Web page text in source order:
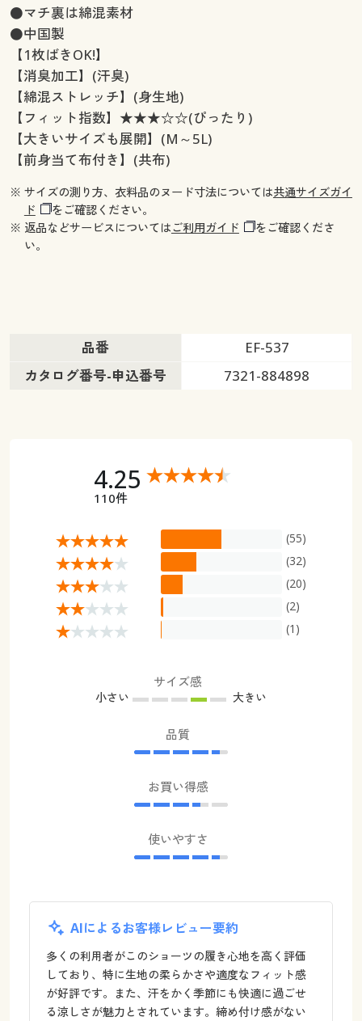
●マチ裏は綿混素材
●中国製
【1枚ばきOK!】
【消臭加工】(汗臭)
【綿混ストレッチ】(身生地)
【フィット指数】★★★☆☆(ぴったり)
【大きいサイズも展開】(M～5L)
【前身当て布付き】(共布)
※ サイズの測り方、衣料品のヌード寸法については共通サイズガイ
ド
をご確認ください。
※ 返品などサービスについてはご利用ガイド
をご確認くださ
い。
品番
EF-537
カタログ番号-申込番号
7321-884898
4.25
110件
(55)
(32)
(20)
(2)
(1)
サイズ感
小さい 大きい
品質
お買い得感
使いやすさ
AIによるお客様レビュー要約
多くの利用者がこのショーツの履き心地を高く評価
しており、特に生地の柔らかさや適度なフィット感
が好評です。また、汗をかく季節にも快適に過ごせ
る涼しさが魅力とされています。締め付け感がない